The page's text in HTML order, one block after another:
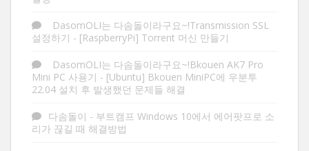
DasomOLI는 다솜돌이라구요~!Transmission SSL
설정하기 - [RaspberryPi] Torrent 머신 만들기
DasomOLI는 다솜돌이라구요~!Bkouen AK7 Pro
Mini PC 사용기 - [Ubuntu] Bkouen MiniPC에 우분투
22.04 설치 후 발생했던 문제들 해결
다솜돌이 - 부트캠프 Windows 10에서 에어팟프로 소
리가 끊길 때 해결방법